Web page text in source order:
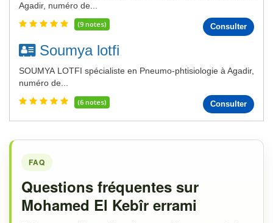
Agadir, numéro de...
(9 notes) Consulter
Soumya lotfi
SOUMYA LOTFI spécialiste en Pneumo-phtisiologie à Agadir,
numéro de...
(6 notes) Consulter
FAQ
Questions fréquentes sur
Mohamed El Kebîr errami